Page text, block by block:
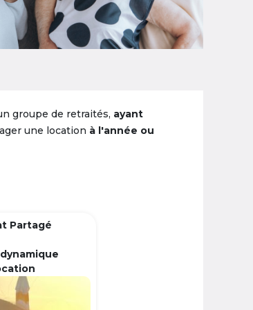
groupe de retraités, ayant
une location à l'année ou
Partagé